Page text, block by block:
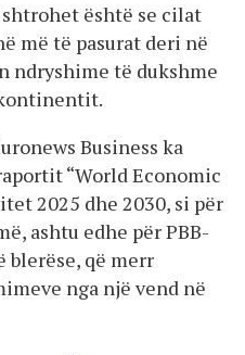
është se cilat
më të pasurat deri në
ndryshime të dukshme
Business ka
“World Economic
2025 dhe 2030, si për
ashtu edhe për PBB-
blerëse, që merr
nga një vend në